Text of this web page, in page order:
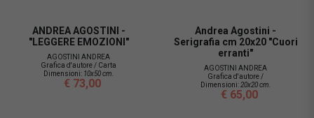
ANDREA AGOSTINI -
"LEGGERE EMOZIONI"
AGOSTINI ANDREA
Grafica d'autore / Carta
Dimensioni: 10x50 cm.
€ 73,00
Andrea Agostini -
Serigrafia cm 20x20 "Cuori
erranti"
AGOSTINI ANDREA
Grafica d'autore /
Dimensioni: 20x20 cm.
€ 65,00